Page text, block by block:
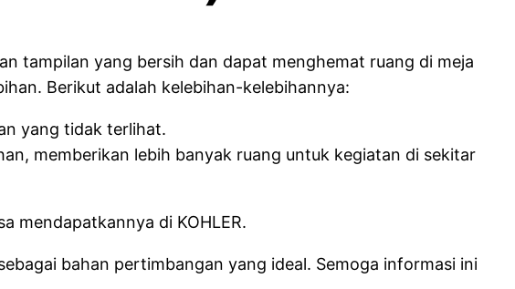
tampilan yang bersih dan dapat menghemat ruang di meja
Berikut adalah kelebihan-kelebihannya:
yang tidak terlihat.
memberikan lebih banyak ruang untuk kegiatan di sekitar
mendapatkannya di KOHLER.
bahan pertimbangan yang ideal. Semoga informasi ini